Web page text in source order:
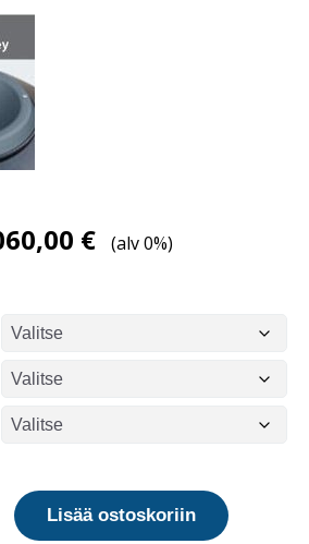
€Hintaluokka:
(alv 0%)
Lisää ostoskoriin